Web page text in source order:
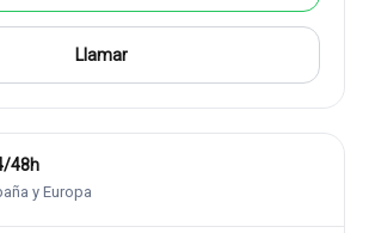
Llamar
48h
y Europa